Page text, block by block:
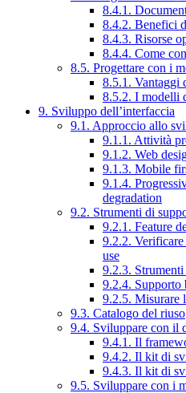
8.4.1.
8.4.2. Benefici
8.4.3. Risorse
8.4.4. Come
8.5. Progettare con i
8.5.1. Vantaggi
8.5.2. I modelli
9. Sviluppo dell’interfaccia
9.1. Approccio allo
9.1.1. Attività
9.1.2. Web
9.1.3. Mobile
9.1.4.
degradation
9.2. Strumenti di
9.2.1. Feature
9.2.2.
use
9.2.3. Strumenti
9.2.4. Supporto
9.2.5. Misurare
9.3. Catalogo del riuso
9.4. Sviluppare con il
9.4.1. Il
9.4.2. Il kit di
9.4.3. Il kit di
9.5. Sviluppare con i